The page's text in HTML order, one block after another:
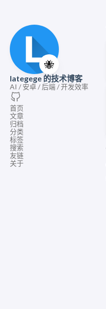
🐝
lategege 的技术博客
AI / 安卓 / 后端 / 开发效率
首页
文章
归档
分类
标签
搜索
友链
关于